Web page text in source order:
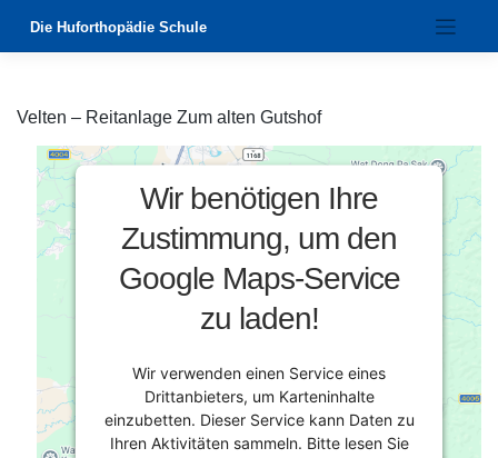
Die Huforthopädie Schule
Velten – Reitanlage Zum alten Gutshof
Wir benötigen Ihre
Zustimmung, um den
Google Maps-Service
zu laden!
Wir verwenden einen Service eines
Drittanbieters, um Karteninhalte
einzubetten. Dieser Service kann Daten zu
Ihren Aktivitäten sammeln. Bitte lesen Sie